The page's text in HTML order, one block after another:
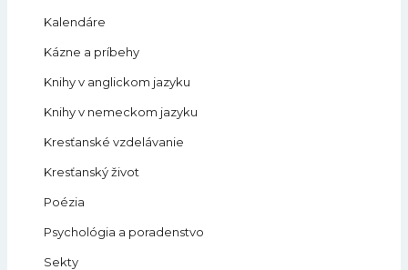
Kalendáre
Kázne a príbehy
Knihy v anglickom jazyku
Knihy v nemeckom jazyku
Kresťanské vzdelávanie
Kresťanský život
Poézia
Psychológia a poradenstvo
Sekty